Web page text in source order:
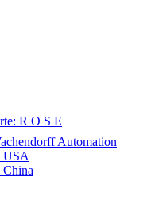
R O S E
Automation
USA